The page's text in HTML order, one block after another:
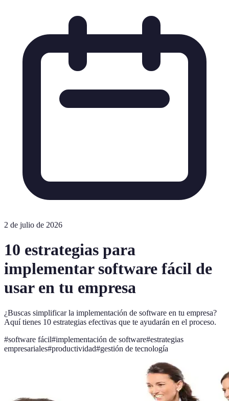
2 de julio de 2026
10 estrategias para
implementar software fácil de
usar en tu empresa
¿Buscas simplificar la implementación de software en tu empresa?
Aquí tienes 10 estrategias efectivas que te ayudarán en el proceso.
#software fácil#implementación de software#estrategias
empresariales#productividad#gestión de tecnología